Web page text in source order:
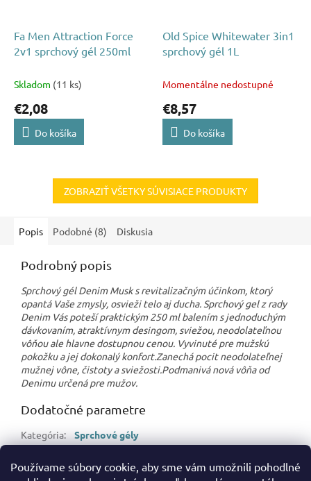
Používame súbory cookie, aby sme vám umožnili pohodlné
Fa Men Attraction Force
2v1 sprchový gél 250ml
Skladom (11 ks)
€2,08
Do košíka
Old Spice Whitewater 3in1
sprchový gél 1L
Momentálne nedostupné
€8,57
Do košíka
ZOBRAZIŤ VŠETKY SÚVISIACE PRODUKTY
Popis Podobné (8) Diskusia
Podrobný popis
Sprchový gél Denim Musk s revitalizačným účinkom, ktorý
opantá Vaše zmysly, osvieži telo aj ducha. Sprchový gel z rady
Denim Vás poteší praktickým 250 ml balením s jednoduchým
dávkovaním, atraktívnym desingom, sviežou, neodolateľnou
vôňou ale hlavne dostupnou cenou. Vyvinuté pre mužskú
pokožku a jej dokonalý konfort.Zanechá pocit neodolateľnej
mužnej vône, čistoty a sviežosti.Podmanivá nová vôňa od
Denimu určená pre mužov.
Dodatočné parametre
Kategória:
Sprchové gély
EAN: 8008970004273